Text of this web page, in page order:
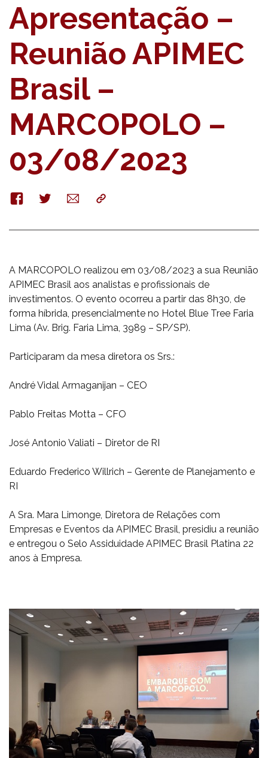
Apresentação –
Reunião APIMEC
Brasil –
MARCOPOLO –
03/08/2023
FacebookTwitterE-
mail
Copy
A MARCOPOLO realizou em 03/08/2023 a sua Reunião
APIMEC Brasil aos analistas e profissionais de
investimentos. O evento ocorreu a partir das 8h30, de
forma híbrida, presencialmente no Hotel Blue Tree Faria
Lima (Av. Brig. Faria Lima, 3989 – SP/SP).
Participaram da mesa diretora os Srs.:
André Vidal Armaganijan – CEO
Pablo Freitas Motta – CFO
José Antonio Valiati – Diretor de RI
Eduardo Frederico Willrich – Gerente de Planejamento e
RI
A Sra. Mara Limonge, Diretora de Relações com
Empresas e Eventos da APIMEC Brasil, presidiu a reunião
e entregou o Selo Assiduidade APIMEC Brasil Platina 22
anos à Empresa.